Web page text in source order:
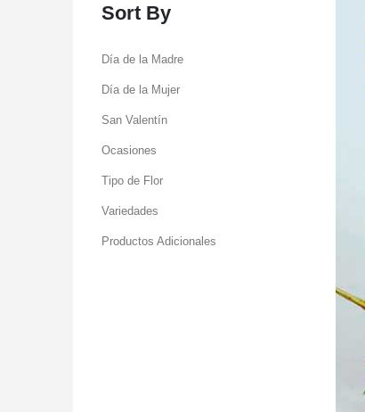
Sort By
Día de la Madre
Día de la Mujer
San Valentín
Ocasiones
Tipo de Flor
Variedades
Productos Adicionales